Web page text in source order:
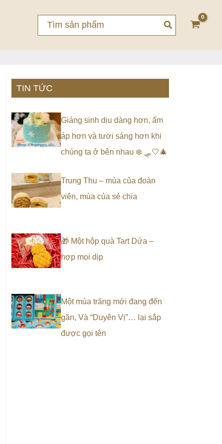
Search
for:
TIN TỨC
Giáng sinh dịu dàng hơn, ấm
áp hơn và tươi sáng hơn khi
chúng ta ở bên nhau ❄️ 🛷🤍🎄
Trung Thu – mùa của đoàn
viên, mùa của sẻ chia
🎁 Một hộp quà Tart Dứa –
hợp mọi dịp
Một mùa trăng mới đang đến
gần, Và “Duyên Vị”… lại sắp
được gọi tên